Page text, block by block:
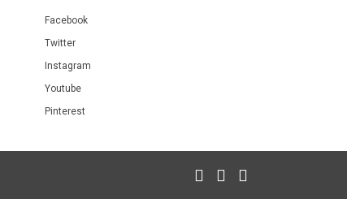
Öğütülmüş 100 Gr
Facebook
Twitter
Instagram
Youtube
Pinterest